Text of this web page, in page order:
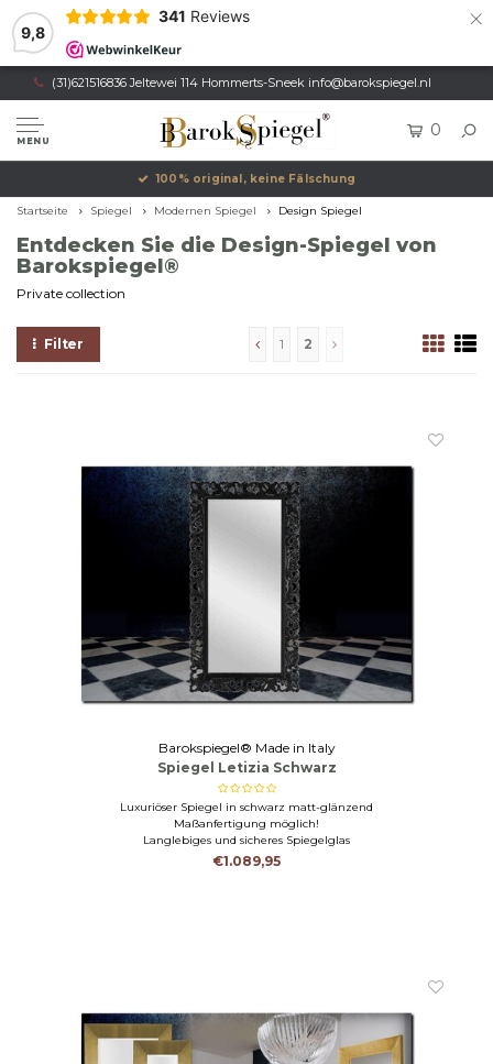
9,8
341 Reviews ×
(31)621516836 Jeltewei 114 Hommerts-Sneek info@barokspiegel.nl
MENU
0
Eigene Produktion, offizielle Marke
Startseite Spiegel Modernen Spiegel Design Spiegel
Entdecken Sie die Design-Spiegel von
Barokspiegel®
Private collection
Filter 1 2
Barokspiegel® Made in Italy
Spiegel Letizia Schwarz
Luxuriöser Spiegel in schwarz matt-glänzend
Maßanfertigung möglich!
Langlebiges und sicheres Spiegelglas
€1.089,95